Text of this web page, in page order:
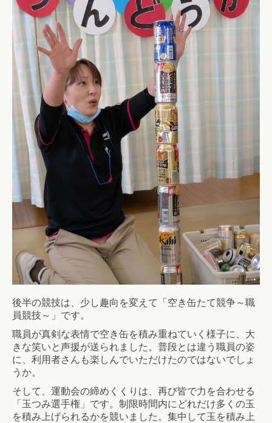
後半の競技は、少し趣向を変えて「空き缶たて競争～職
員競技～」です。
職員が真剣な表情で空き缶を積み重ねていく様子に、大
きな笑いと声援が送られました。普段とは違う職員の姿
に、利用者さんも楽しんでいただけたのではないでしょ
うか。
そして、運動会の締めくくりは、再び皆で力を合わせる
「玉つみ選手権」です。制限時間内にどれだけ多くの玉
を積み上げられるかを競いました。集中して玉を積み上